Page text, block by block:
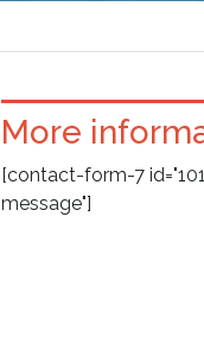
More
[contact-form-7
message"]